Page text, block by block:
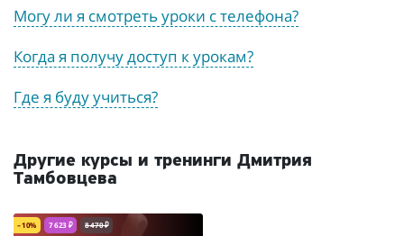
Могу ли я смотреть уроки с телефона?
Когда я получу доступ к урокам?
Где я буду учиться?
Другие курсы и тренинги Дмитрия
Тамбовцева
– 10% 7 623 ₽ 8 470 ₽